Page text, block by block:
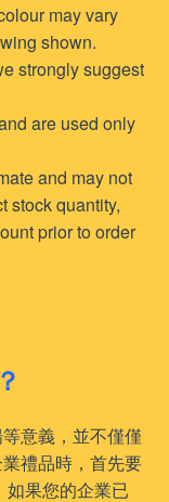
may vary
shown.
strongly suggest
are used only
and may not
stock quantity,
prior to order
意義，並不僅僅
禮品時，首先要
如果您的企業已